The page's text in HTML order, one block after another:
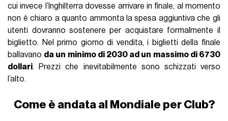
cui invece l’Inghilterra dovesse arrivare in finale, al momento
non è chiaro a quanto ammonta la spesa aggiuntiva che gli
utenti dovranno sostenere per acquistare formalmente il
biglietto. Nel primo giorno di vendita, i biglietti della finale
ballavano da un minimo di 2030 ad un massimo di 6730
dollari. Prezzi che inevitabilmente sono schizzati verso
l’alto.
Come è andata al Mondiale per Club?